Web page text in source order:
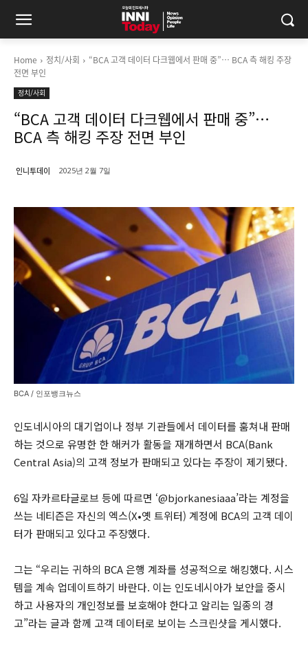
Home 정치/사회
“BCA 고객 데이터 다크웹에서 판매 중”… BCA 측 해킹 주장
전면 부인
정치/사회
“BCA 고객 데이터 다크웹에서 판매 중”…
BCA 측 해킹 주장 전면 부인
인니투데이 2025년 2월 7일
BCA / 인포뱅크뉴스
인도네시아의 대기업이나 정부 기관들에서 데이터를 훔쳐내 판매
하는 것으로 유명한 한 해커가 활동을 재개하면서 BCA(Bank
Central Asia)의 고객 정보가 판매되고 있다는 주장이 제기됐다.
6일 자카르타글로브 등에 따르면 ‘@bjorkanesiaaa’라는 계정을
쓰는 네티즌은 자신의 엑스(X•옛 트위터) 계정에 BCA의 고객 데이
터가 판매되고 있다고 주장했다.
그는 “우리는 귀하의 BCA 은행 계좌를 성공적으로 해킹했다. 시스
템을 계속 업데이트하기 바란다. 이는 인도네시아가 보안을 중시
하고 사용자의 개인정보를 보호해야 한다고 알리는 일종의 경
고”라는 글과 함께 고객 데이터로 보이는 스크린샷을 게시했다.